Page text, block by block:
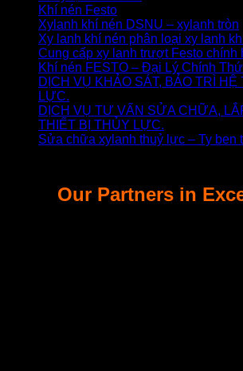
Khí nén Festo
Xylanh khí nén DSNU – xylanh tròn
Xy lanh khí nén phân loại xy lanh
Cung cấp xy lanh trượt Festo chính
Khí nén FESTO – Đại Lý Chính
DỊCH VỤ KHẢO SÁT, BẢO TRÌ HỆ
LỰC.
DỊCH VỤ TƯ VẤN SỬA CHỮA,
THIẾT BỊ THỦY LỰC.
Sửa chữa xylanh thuỷ lực – Ty ben
Our Partners in